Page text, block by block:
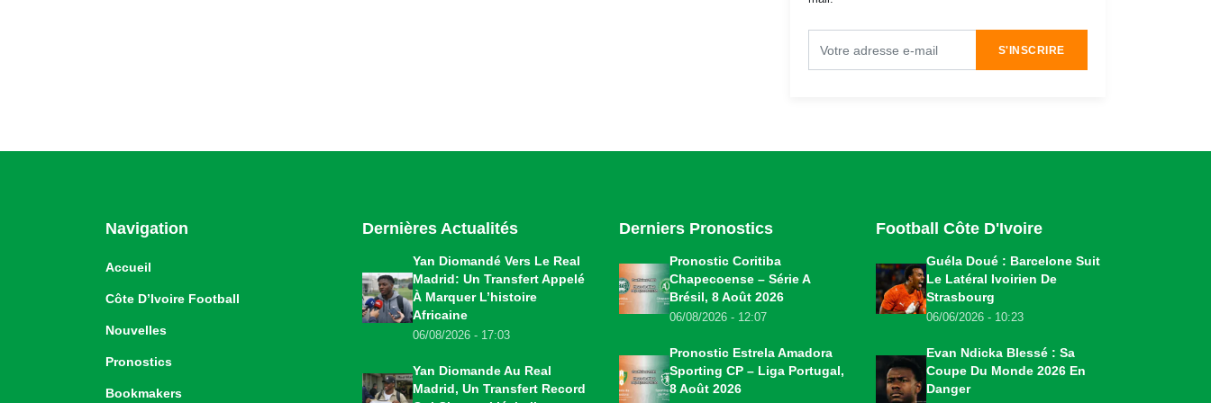
S'INSCRIRE
Navigation
Accueil
Côte D’Ivoire Football
Nouvelles
Pronostics
Bookmakers
Dernières Actualités
Yan Diomandé Vers Le Real
Madrid: Un Transfert Appelé
À Marquer L’histoire
Africaine
06/08/2026 - 17:03
Yan Diomande Au Real
Madrid, Un Transfert Record
Derniers Pronostics
Pronostic Coritiba
Chapecoense – Série A
Brésil, 8 Août 2026
06/08/2026 - 12:07
Pronostic Estrela Amadora
Sporting CP – Liga Portugal,
8 Août 2026
Football Côte D'Ivoire
Guéla Doué : Barcelone Suit
Le Latéral Ivoirien De
Strasbourg
06/06/2026 - 10:23
Evan Ndicka Blessé : Sa
Coupe Du Monde 2026 En
Danger